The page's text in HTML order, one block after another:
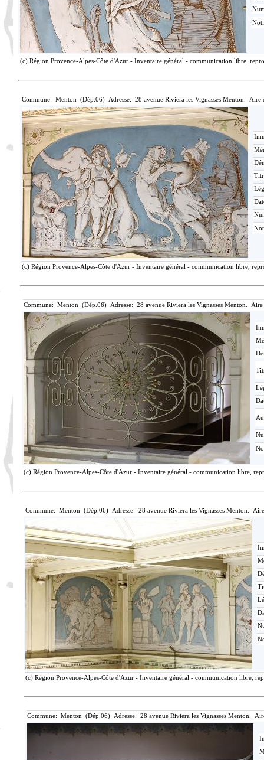
(c) Région Provence-Alpes-Côte d'Azur - Inventaire général - communication libre,
Commune: Menton (Dép.06) Adresse: 28 avenue Riviera les Vignasses Menton.
(c) Région Provence-Alpes-Côte d'Azur - Inventaire général - communication libre,
Commune: Menton (Dép.06) Adresse: 28 avenue Riviera les Vignasses Menton.
(c) Région Provence-Alpes-Côte d'Azur - Inventaire général - communication libre,
Commune: Menton (Dép.06) Adresse: 28 avenue Riviera les Vignasses Menton.
(c) Région Provence-Alpes-Côte d'Azur - Inventaire général - communication libre,
Commune: Menton (Dép.06) Adresse: 28 avenue Riviera les Vignasses Menton.